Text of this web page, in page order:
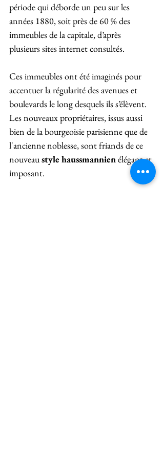
période qui déborde un peu sur les
années 1880, soit près de 60 % des
immeubles de la capitale, d’après
plusieurs sites internet consultés.
Ces immeubles ont été imaginés pour
accentuer la régularité des avenues et
boulevards le long desquels ils s’élèvent.
Les nouveaux propriétaires, issus aussi
bien de la bourgeoisie parisienne que de
l'ancienne noblesse, sont friands de ce
nouveau style haussmannien élégant et
imposant.